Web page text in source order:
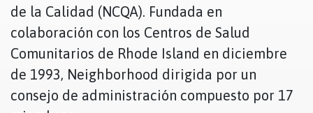
de la Calidad (NCQA). Fundada en
colaboración con los Centros de Salud
Comunitarios de Rhode Island en diciembre
de 1993, Neighborhood dirigida por un
consejo de administración compuesto por 17